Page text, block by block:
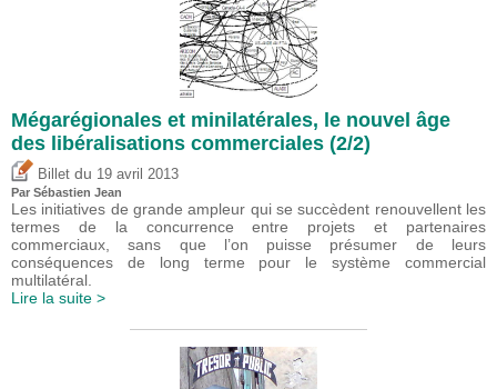
Mégarégionales et minilatérales, le nouvel âge
des libéralisations commerciales (2/2)
Billet du 19 avril 2013
Par Sébastien Jean
Les initiatives de grande ampleur qui se succèdent renouvellent les
termes de la concurrence entre projets et partenaires
commerciaux, sans que l’on puisse présumer de leurs
conséquences de long terme pour le système commercial
multilatéral.
Lire la suite >